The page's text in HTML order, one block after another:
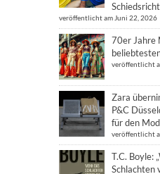
veröffentlicht am Juni 22, 2026
70er Jahre
veröffentlicht
Zara
P&C
für den
veröffentlicht
T.C. Boyle:
Schlachten